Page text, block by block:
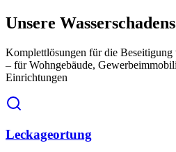
Unsere
Komplettlösungen für die Beseitigung
– für Wohngebäude,
Einrichtungen
Leckageortung